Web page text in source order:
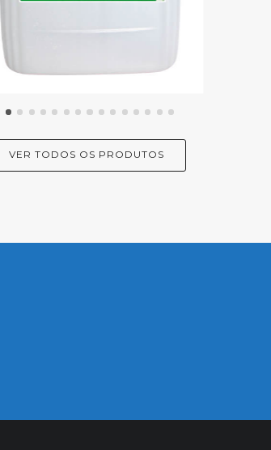
VER TODOS OS PRODUTOS